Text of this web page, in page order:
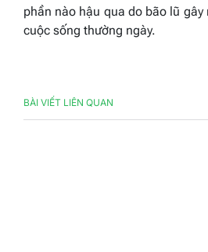
phần nào hậu qua do bão lũ
cuộc sống thường ngày.
BÀI VIẾT LIÊN QUAN